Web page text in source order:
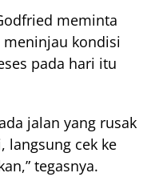
meminta
meninjau kondisi
pada hari itu
jalan yang rusak
langsung cek ke
tegasnya.